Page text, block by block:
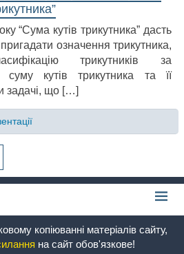
“Сума кутів трикутника” дасть
означення трикутника,
трикутників за
суму кутів трикутника та її
задачі, що […]
копіюванні матеріалів сайту,
на сайт обов'язкове!